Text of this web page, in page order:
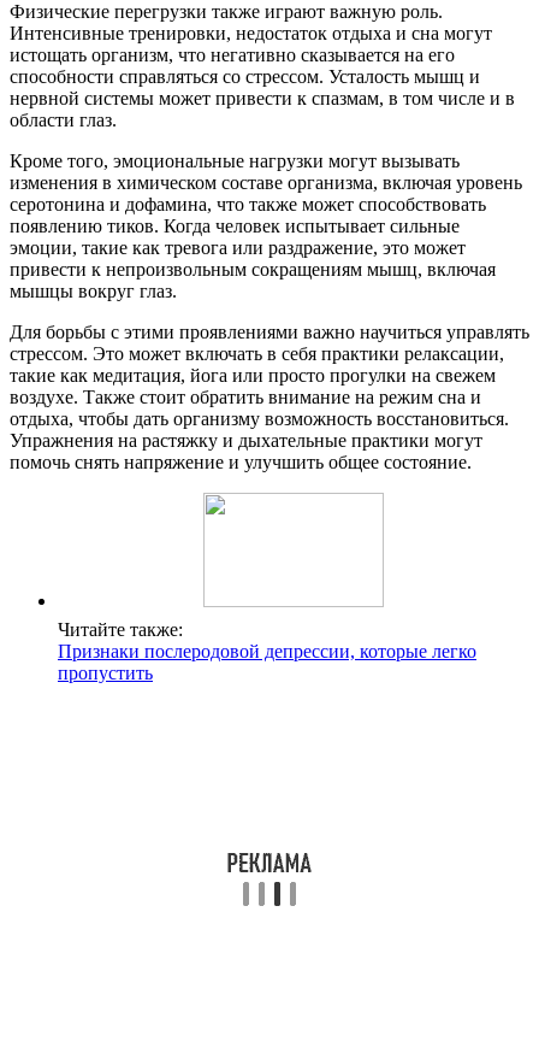
Физические перегрузки также играют важную роль.
Интенсивные тренировки, недостаток отдыха и сна могут
истощать организм, что негативно сказывается на его
способности справляться со стрессом. Усталость мышц и
нервной системы может привести к спазмам, в том числе и в
области глаз.
Кроме того, эмоциональные нагрузки могут вызывать
изменения в химическом составе организма, включая уровень
серотонина и дофамина, что также может способствовать
появлению тиков. Когда человек испытывает сильные
эмоции, такие как тревога или раздражение, это может
привести к непроизвольным сокращениям мышц, включая
мышцы вокруг глаз.
Для борьбы с этими проявлениями важно научиться управлять
стрессом. Это может включать в себя практики релаксации,
такие как медитация, йога или просто прогулки на свежем
воздухе. Также стоит обратить внимание на режим сна и
отдыха, чтобы дать организму возможность восстановиться.
Упражнения на растяжку и дыхательные практики могут
помочь снять напряжение и улучшить общее состояние.
Читайте также:
Признаки послеродовой депрессии, которые легко
пропустить